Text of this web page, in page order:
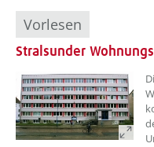
Vorlesen
Stralsunder
???